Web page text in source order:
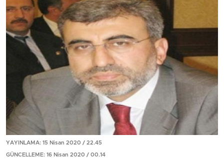
YAYINLAMA: 15 Nisan 2020 / 22.45
GÜNCELLEME: 16 Nisan 2020 / 00.14